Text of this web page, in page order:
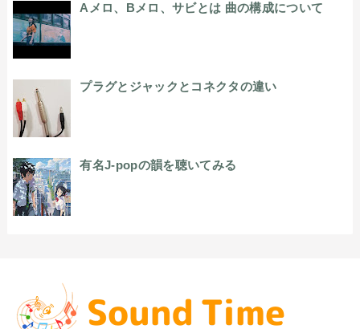
Aメロ、Bメロ、サビとは 曲の構成について
プラグとジャックとコネクタの違い
有名J-popの韻を聴いてみる